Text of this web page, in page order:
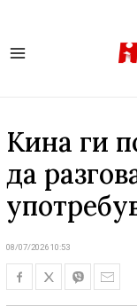
Кина ги
да
08/07/2026 10:53